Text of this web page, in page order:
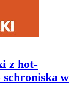
z hot-
schroniska w